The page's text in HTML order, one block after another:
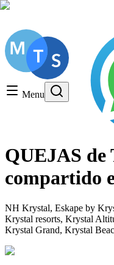
Menu
Timeshare General
Timeshare
Timeshare
Timeshare
QUEJAS de
compartido
NH Krystal, Eskape by
Krystal resorts, Krystal
Krystal Grand, Krystal